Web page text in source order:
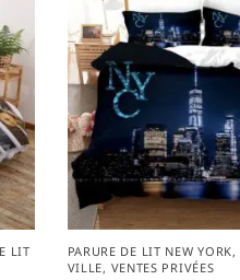
LIT
PARURE DE LIT NEW YORK,
VILLE, VENTES PRIVÉES